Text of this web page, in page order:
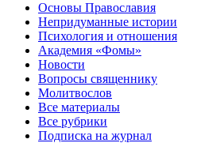
Основы Православия
Непридуманные истории
Психология и отношения
Академия «Фомы»
Новости
Вопросы священнику
Молитвослов
Все материалы
Все рубрики
Подписка на журнал